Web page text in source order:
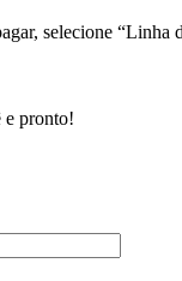
selecione “Linha
e pronto!